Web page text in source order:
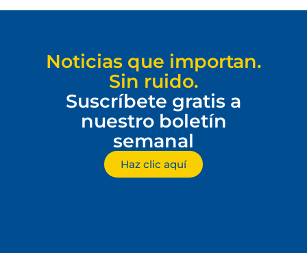
Noticias que importan.
Sin ruido.
Suscríbete gratis a
nuestro boletín
semanal
Haz clic aquí